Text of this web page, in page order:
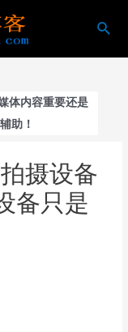
搜
体内容重要还是
助！
摄设备
备只是